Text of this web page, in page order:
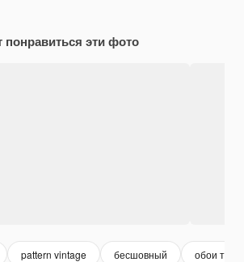
понравиться эти фото
pattern vintage бесшовный обои